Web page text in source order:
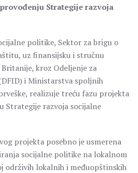
Strategije razvoja
politike, Sektor za brigu o
uz finansijsku i stručnu
kroz Odeljenje za
i Ministarstva spoljnih
realizuje treću fazu projekta
Strategije razvoja socijalne
projekta posebno je usmerena
socijalne politike na lokalnom
održivih lokalnih i međuopštinskih